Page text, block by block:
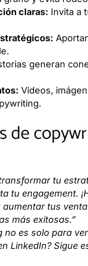
claras: Invita a
generan
Vídeos,
de
tu
tu engagement.
aumentar tus
más exitosas.”
no es solo para
LinkedIn? Sigue